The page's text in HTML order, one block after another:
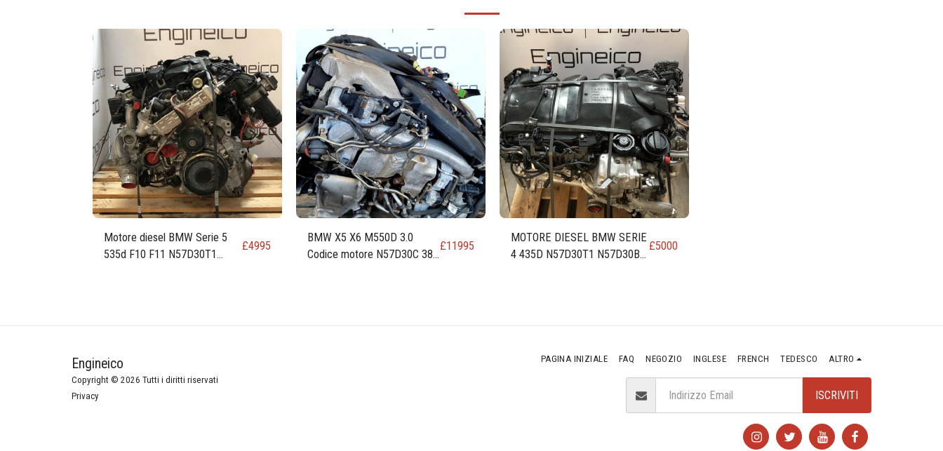
Motore diesel BMW Serie 5
535d F10 F11 N57D30T1
£4995
BMW X5 X6 M550D 3.0
Codice motore N57D30C 381
£11995
MOTORE DIESEL BMW SERIE
4 435D N57D30T1 N57D30B
£5000
Engineico
Copyright © 2026 Tutti i diritti riservati
Privacy
PAGINA INIZIALE FAQ NEGOZIO INGLESE FRENCH TEDESCO ALTRO
ISCRIVITI